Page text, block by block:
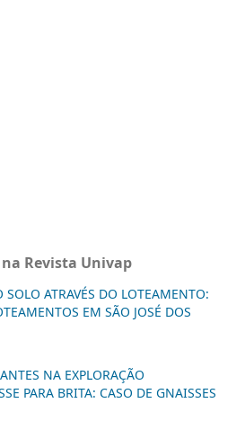
Revista Univap
ATRAVÉS DO LOTEAMENTO:
EM SÃO JOSÉ DOS
NA EXPLORAÇÃO
PARA BRITA: CASO DE GNAISSES